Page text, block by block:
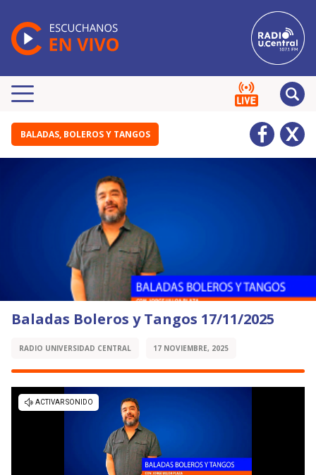
BALADAS, BOLEROS Y TANGOS
Baladas Boleros y Tangos 17/11/2025
RADIO UNIVERSIDAD CENTRAL 17 NOVIEMBRE, 2025